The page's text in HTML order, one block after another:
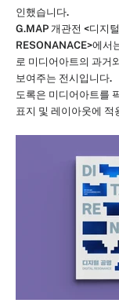
인했습니다.
G.MAP 개관전 <디지
RESONANACE>에서
로 미디어아트의 과거
보여주는 전시입니다.
도록은 미디어아트를
표지 및 레이아웃에 적